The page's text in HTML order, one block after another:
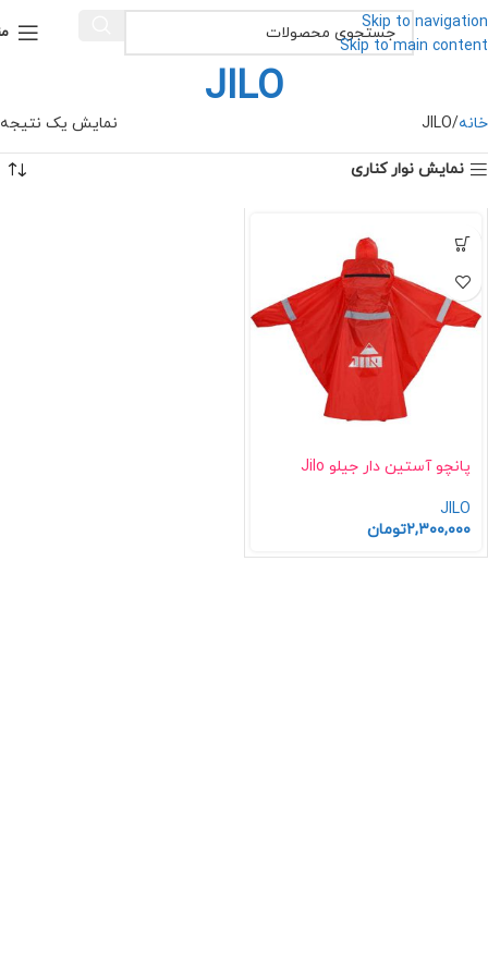
Skip to navigation
Skip to main content
JILO
خانه JILO نمایش یک نتیجه
نمایش نوار کناری
پانچو آستین دار جیلو Jilo
JILO
۲,۳۰۰,۰۰۰تومان